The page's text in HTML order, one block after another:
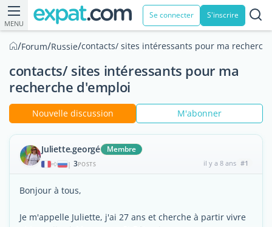
MENU
Se connecter S'inscrire
/Forum/Russie/contacts/ sites intéressants pour ma
contacts/ sites intéressants pour ma
recherche d'emploi
Nouvelle discussion M'abonner
Juliette.georgé Membre
| 3POSTS il y a 8 ans #1
Bonjour à tous,
Je m'appelle Juliette, j'ai 27 ans et cherche à partir vivre